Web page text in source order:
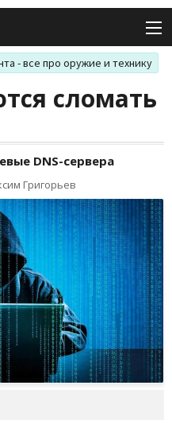
- все про оружие и технику
сломать
DNS-сервера
Григорьев